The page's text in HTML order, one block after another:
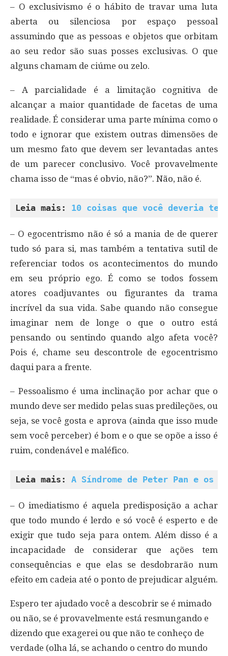
– O exclusivismo é o hábito de travar uma luta
aberta ou silenciosa por espaço pessoal
assumindo que as pessoas e objetos que orbitam
ao seu redor são suas posses exclusivas. O que
alguns chamam de ciúme ou zelo.
– A parcialidade é a limitação cognitiva de
alcançar a maior quantidade de facetas de uma
realidade. É considerar uma parte mínima como o
todo e ignorar que existem outras dimensões de
um mesmo fato que devem ser levantadas antes
de um parecer conclusivo. Você provavelmente
chama isso de “mas é obvio, não?”. Não, não é.
Leia mais: 10 coisas que você deveria ter
– O egocentrismo não é só a mania de de querer
tudo só para si, mas também a tentativa sutil de
referenciar todos os acontecimentos do mundo
em seu próprio ego. É como se todos fossem
atores coadjuvantes ou figurantes da trama
incrível da sua vida. Sabe quando não consegue
imaginar nem de longe o que o outro está
pensando ou sentindo quando algo afeta você?
Pois é, chame seu descontrole de egocentrismo
daqui para a frente.
– Pessoalismo é uma inclinação por achar que o
mundo deve ser medido pelas suas predileções, ou
seja, se você gosta e aprova (ainda que isso mude
sem você perceber) é bom e o que se opõe a isso é
ruim, condenável e maléfico.
Leia mais: A Síndrome de Peter Pan e os
– O imediatismo é aquela predisposição a achar
que todo mundo é lerdo e só você é esperto e de
exigir que tudo seja para ontem. Além disso é a
incapacidade de considerar que ações tem
consequências e que elas se desdobrarão num
efeito em cadeia até o ponto de prejudicar alguém.
Espero ter ajudado você a descobrir se é mimado
ou não, se é provavelmente está resmungando e
dizendo que exagerei ou que não te conheço de
verdade (olha lá, se achando o centro do mundo